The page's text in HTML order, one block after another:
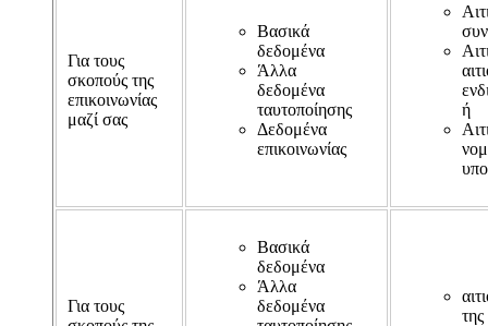
Για τους
σκοπούς της
επικοινωνίας
μαζί σας
Βασικά
δεδομένα
Άλλα
δεδομένα
ταυτοποίησης
Δεδομένα
επικοινωνίας
ή
Για τους
Βασικά
δεδομένα
Άλλα
δεδομένα